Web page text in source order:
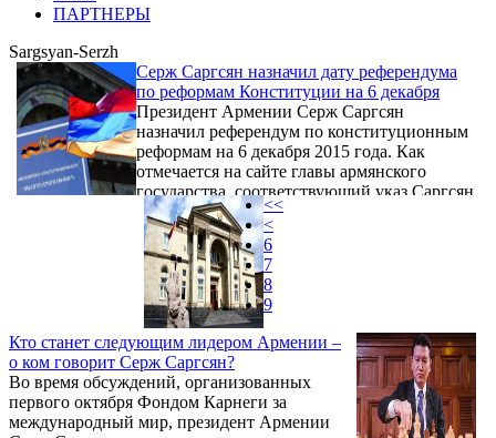
ПАРТНЕРЫ
Sargsyan-Serzh
Серж Саргсян назначил дату референдума
по реформам Конституции на 6 декабря
Президент Армении Серж Саргсян
назначил референдум по конституционным
реформам на 6 декабря 2015 года. Как
отмечается на сайте главы армянского
государства, соответствующий указ Саргсян
подписал 8 октября. Указ вступает в силу на
следующий день после официальной
публикации.
Кто станет следующим лидером Армении –
о ком говорит Серж Саргсян?
Во время обсуждений, организованных
первого октября Фондом Карнеги за
международный мир, президент Армении
<<
<
6
7
8
9